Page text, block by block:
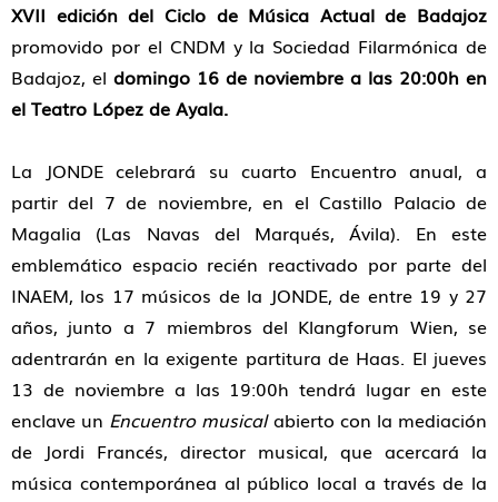
XVII edición del Ciclo de Música Actual de Badajoz
promovido por el CNDM y la Sociedad Filarmónica de
Badajoz, el domingo 16 de noviembre a las 20:00h en
el Teatro López de Ayala.
La JONDE celebrará su cuarto Encuentro anual, a
partir del 7 de noviembre, en el Castillo Palacio de
Magalia (Las Navas del Marqués, Ávila). En este
emblemático espacio recién reactivado por parte del
INAEM, los 17 músicos de la JONDE, de entre 19 y 27
años, junto a 7 miembros del Klangforum Wien, se
adentrarán en la exigente partitura de Haas. El jueves
13 de noviembre a las 19:00h tendrá lugar en este
enclave un Encuentro musicalabierto con la mediación
de Jordi Francés, director musical, que acercará la
música contemporánea al público local a través de la